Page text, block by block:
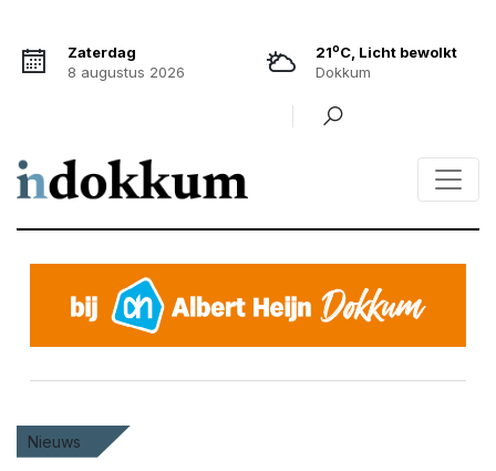
Zaterdag
8 augustus 2026
21oC, Licht bewolkt
Dokkum
Nieuws